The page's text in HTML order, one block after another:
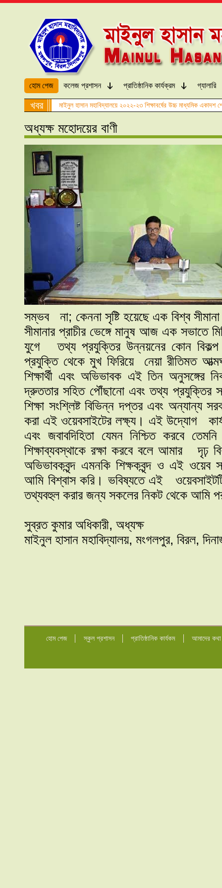
হোম পেজ কলেজ প্রশাসন প্রাতিষ্ঠানিক কার্যক্রম গ্যালারি
খবর মাইনুল হাসান মহাবিদ্যালয়ে ২০২২-২৩ শিক্ষাবর্ষের উচ্চ মাধ্যমিক
অধ্যক্ষ মহোদয়ের বাণী
সম্ভব না; কেননা সৃষ্টি হয়েছে এক বিশ্ব সীমানা
সীমানার প্রাচীর ভেঙ্গে মানুষ আজ এক সভাতে
যুগে তথ্য প্রযুক্তির উন্নয়নের কোন
প্রযুক্তি থেকে মুখ ফিরিয়ে নেয়া রীতিমত
শিক্ষার্থী এবং অভিভাবক এই তিন
দ্রুততার সহিত পৌঁছানো এবং তথ্য প্রযুক্তির
শিক্ষা সংশ্লিষ্ট বিভিন্ন দপ্তর এবং অন্যান্য
করা এই ওয়েবসাইটের লক্ষ্য। এই উদ্যোগ
এবং জবাবদিহিতা যেমন নিশ্চিত করবে
শিক্ষাব্যবস্থাকে রক্ষা করবে বলে আমার দৃঢ়
অভিভাবকবৃন্দ এমনকি শিক্ষকবৃন্দ ও এই
আমি বিশ্বাস করি। ভবিষ্যতে এই
তথ্যবহুল করার জন্য সকলের নিকট থেকে আমি
সুব্রত কুমার অধিকারী, অধ্যক্ষ
মাইনুল হাসান মহাবিদ্যালয়, মংগলপুর, বিরল,
হোম পেজ স্কুল প্রশাসন প্রাতিষ্ঠানিক কার্যকম আমাদের কথা